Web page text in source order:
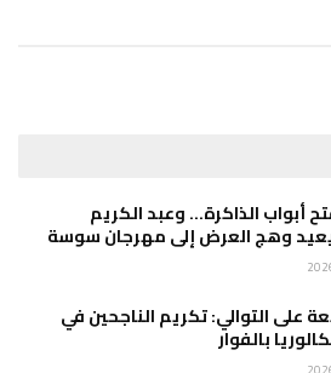
أبواب الذاكرة… وعبد الكريم
وهج العرض إلى مهرجان سوسة
على التوالي: تكريم الناجحين في
بالفوار